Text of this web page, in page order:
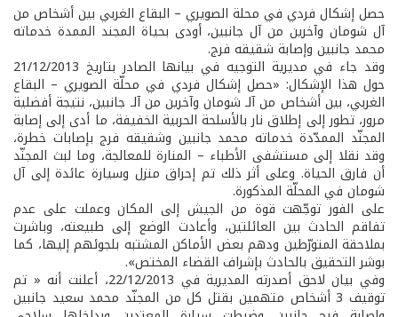
حصل إشكال فردي في محلة الصويري – البقاع الغربي بين أشخاص من
آل شومان وآخرين من آل جانبين، أودى بحياة المجند الممدة خدماته
محمد جانبين وإصابة شقيقه فرج.
وقد جاء في مديرية التوجيه في بيانها الصادر بتاريخ 21/12/2013
حول هذا الإشكال: «حصل إشكال فردي في محلّة الصويري – البقاع
الغربي، بين أشخاص من آلـ شومان وآخرين من آلـ جانبين، نتيجة أفضلية
مرور، تطور إلى إطلاق نار بالأسلحة الحربية الخفيفة، ما أدى إلى إصابة
المجنّد الممدّدة خدماته محمد جانبين وشقيقه فرج بإصابات خطرة،
وقد نقلا إلى مستشفى الأطباء – المنارة للمعالجة، وما لبث المجنّد
أن فارق الحياة. وعلى أثر ذلك تم إحراق منزل وسيارة عائدة إلى آل
شومان في المحلّة المذكورة.
على الفور توجّهت قوة من الجيش إلى المكان وعملت على عدم
تفاقم الحادث بين العائلتين، وأعادت الوضع إلى طبيعته، وباشرت
بملاحقة المتورّطين ودهم بعض الأماكن المشتبه بلجوئهم إليها، كما
بوشر التحقيق بالحادث بإشراف القضاء المختص».
وفي بيان لاحق أصدرته المديرية في 22/12/2013، أعلنت أنه « تم
توقيف 3 أشخاص متهمين بقتل كل من المجنّد محمد سعيد جانبين